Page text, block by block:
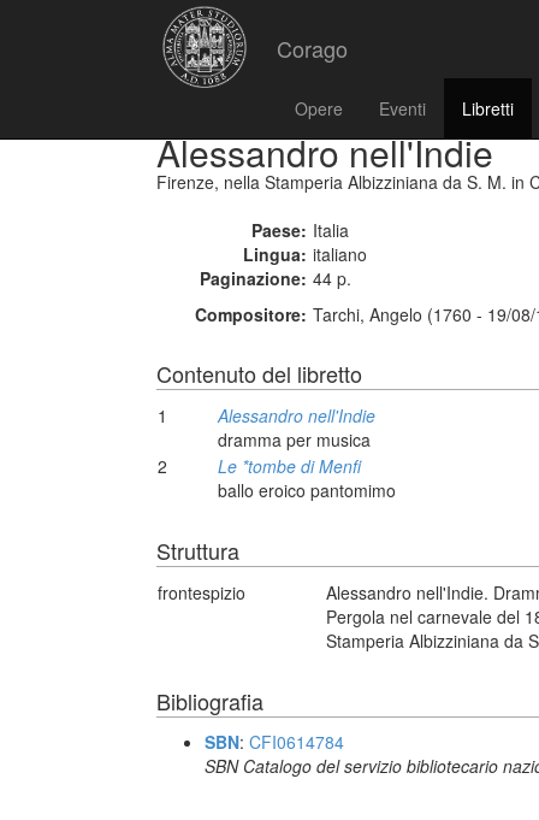
Corago
Opere Eventi Libretti
Alessandro nell'Indie
Firenze, nella Stamperia Albizziniana da S. M. in
Paese: Italia
Lingua: italiano
Paginazione: 44 p.
Compositore: Tarchi, Angelo (1760 - 19/
Contenuto del libretto
1
Alessandro nell'Indie
dramma per musica
2
Le *tombe di Menfi
ballo eroico pantomimo
Struttura
frontespizio
Alessandro nell'Indie.
Pergola nel carnevale del
Stamperia Albizziniana da
Bibliografia
SBN: CFI0614784
SBN Catalogo del servizio bibliotecario